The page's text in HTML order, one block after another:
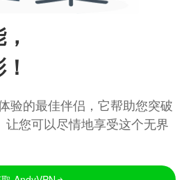
验的最佳伴侣，它帮助您突破
您可以尽情地享受这个无界